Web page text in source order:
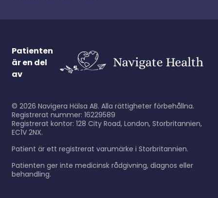
Patienten
är en del
av
© 2026 Navigera Hälsa AB. Alla rättigheter förbehållna.
Registrerat nummer: 16229589
Registrerat kontor: 128 City Road, London, Storbritannien,
EC1V 2NX.
Patient är ett registrerat varumärke i Storbritannien.
Patienten ger inte medicinsk rådgivning, diagnos eller
behandling.